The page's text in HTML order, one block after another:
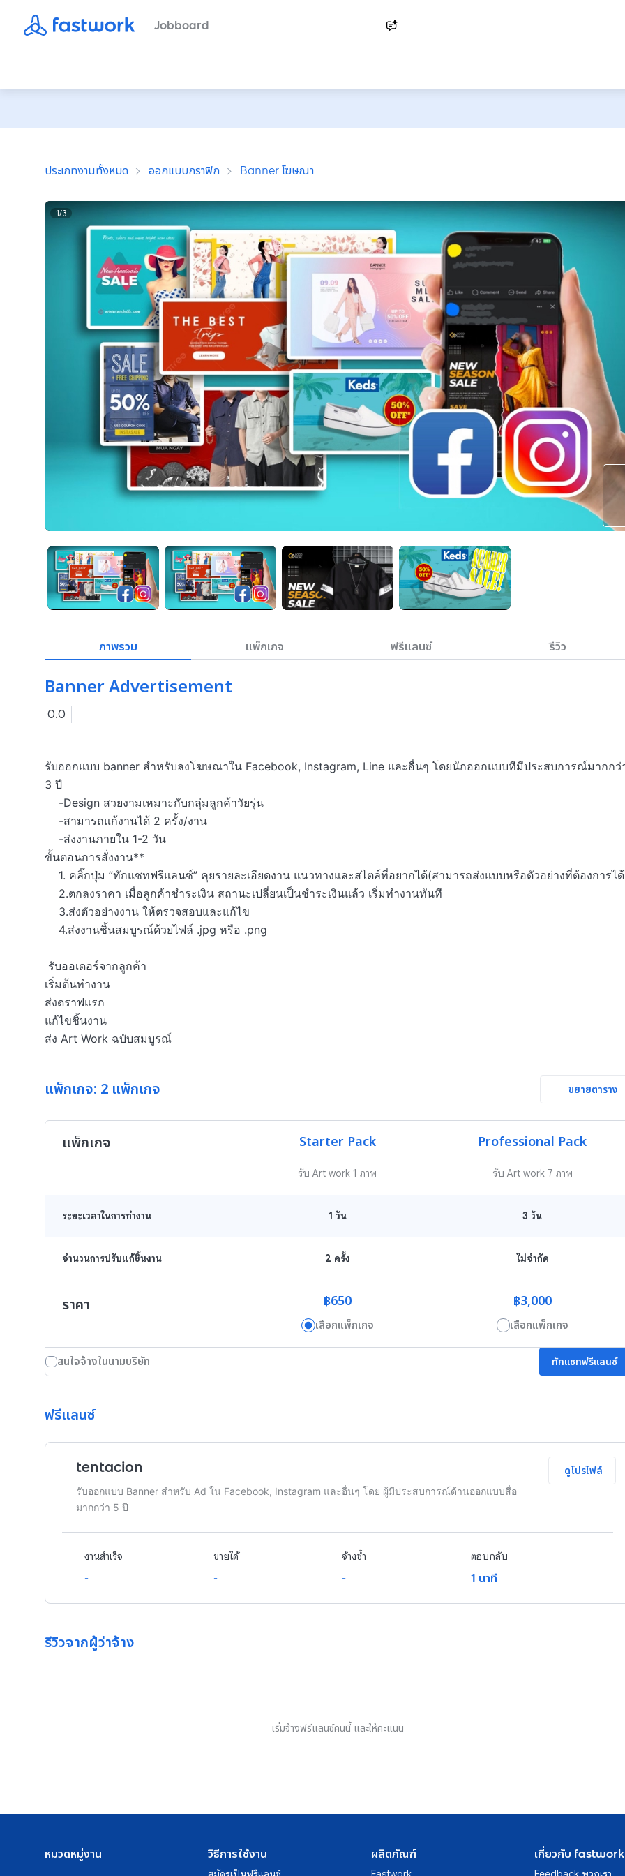
Jobboard
ประเภทงานทั้งหมด ออกแบบกราฟิก Banner โฆษณา
1/3
ภาพรวม แพ็กเกจ ฟรีแลนซ์ รีวิว
Banner Advertisement
0.0
รับออกแบบ banner สำหรับลงโฆษณาใน Facebook, Instagram, Line และอื่นๆ โดยนักออกแบบทีมีประสบการณ์มากกว่
3 ปี
ขั้นตอนการสั่งงาน**
เริ่มต้นทำงาน
ส่งดราฟแรก
แก้ไขชิ้นงาน
ส่ง Art Work ฉบับสมบูรณ์
แพ็กเกจ: 2 แพ็กเกจ ขยายตาราง
แพ็กเกจ Starter Pack Professional Pack
รับ Art work 1 ภาพ รับ Art work 7 ภาพ
ระยะเวลาในการทำงาน 1 วัน 3 วัน
จำนวนการปรับแก้ชิ้นงาน 2 ครั้ง ไม่จำกัด
ราคา ฿650
เลือกแพ็กเกจ
฿3,000
เลือกแพ็กเกจ
สนใจจ้างในนามบริษัท ทักแชทฟรีแลนซ์
ฟรีแลนซ์
tentacion
รับออกแบบ Banner สำหรับ Ad ใน Facebook, Instagram และอื่นๆ โดย ผู้มีประสบการณ์ด้านออกแบบสื่อ
มากกว่า 5 ปี
ดูโปรไฟล์
งานสำเร็จ
-
ขายได้
-
จ้างซ้ำ
-
ตอบกลับ
1 นาที
รีวิวจากผู้ว่าจ้าง
เริ่มจ้างฟรีแลนซ์คนนี้ และให้คะแนน
หมวดหมู่งาน วิธีการใช้งาน ผลิตภัณฑ์ เกี่ยวกับ fastwork